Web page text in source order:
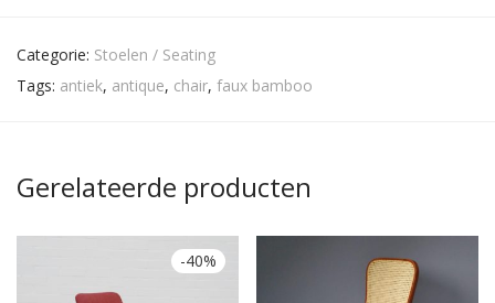
Categorie: Stoelen / Seating
Tags: antiek, antique, chair, faux bamboo
Gerelateerde producten
-40%